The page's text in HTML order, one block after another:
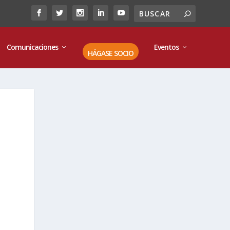
Comunicaciones
HÁGASE SOCIO
Eventos